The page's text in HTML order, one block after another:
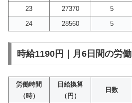
23
27370 5
24
28560 5
時給1190円｜月6日間の労働
労働時間
（時）
日給換算
（円）
日数